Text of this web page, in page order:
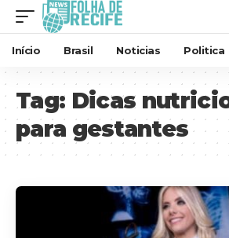
Início Brasil Noticias Politica
Tag: Dicas
para gestantes